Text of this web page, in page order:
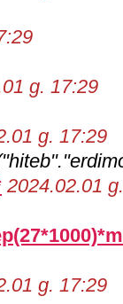
g. 17:29
g. 17:29
2024.02.01
g. 17:29